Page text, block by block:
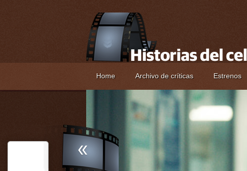
Home Archivo de críticas Estrenos